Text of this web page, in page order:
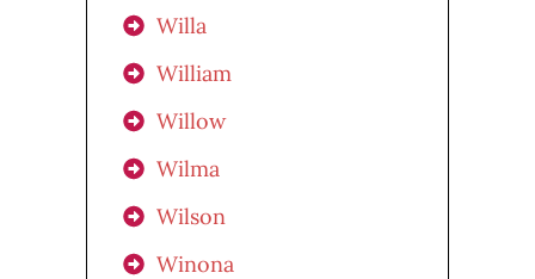
Willa
William
Willow
Wilma
Wilson
Winona